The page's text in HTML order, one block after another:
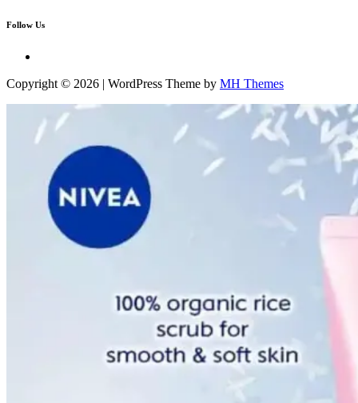
Follow Us
Copyright © 2026 | WordPress Theme by MH Themes